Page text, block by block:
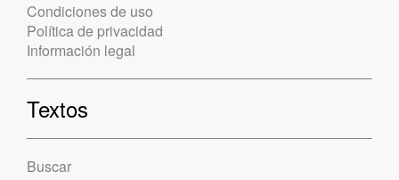
Condiciones de uso
Política de privacidad
Información legal
Textos
Buscar